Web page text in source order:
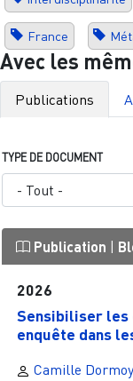
France
Avec les
Publications
TYPE DE DOCUMENT
Publication |
2026
Sensibiliser les
enquête dans
Camille Dormoy